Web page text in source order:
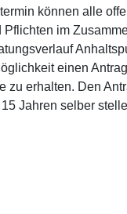
können alle
im
einen
zu erhalten. Den
Jahren selber